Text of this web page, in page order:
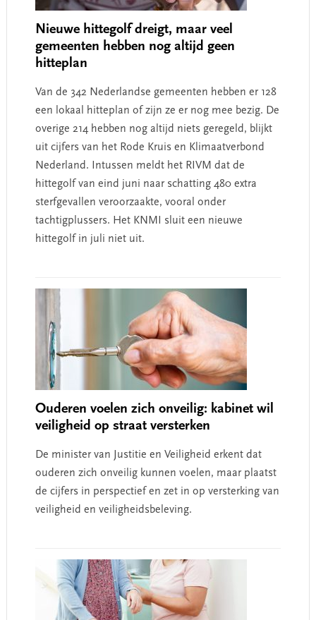
Nieuwe hittegolf dreigt, maar veel
gemeenten hebben nog altijd geen
hitteplan
Van de 342 Nederlandse gemeenten hebben er 128
een lokaal hitteplan of zijn ze er nog mee bezig. De
overige 214 hebben nog altijd niets geregeld, blijkt
uit cijfers van het Rode Kruis en Klimaatverbond
Nederland. Intussen meldt het RIVM dat de
hittegolf van eind juni naar schatting 480 extra
sterfgevallen veroorzaakte, vooral onder
tachtigplussers. Het KNMI sluit een nieuwe
hittegolf in juli niet uit.
Ouderen voelen zich onveilig: kabinet wil
veiligheid op straat versterken
De minister van Justitie en Veiligheid erkent dat
ouderen zich onveilig kunnen voelen, maar plaatst
de cijfers in perspectief en zet in op versterking van
veiligheid en veiligheidsbeleving.